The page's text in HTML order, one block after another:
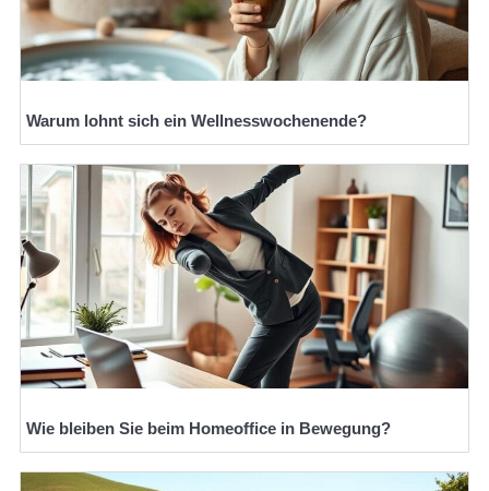
Warum lohnt sich ein Wellnesswochenende?
Wie bleiben Sie beim Homeoffice in Bewegung?